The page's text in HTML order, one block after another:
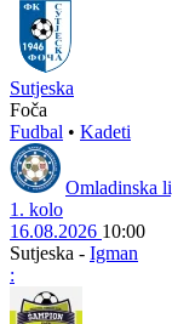
Sutjeska
Foča
Fudbal • Kadeti
Omladinska
1. kolo
16.08.2026 10:00
Sutjeska - Igman
: